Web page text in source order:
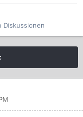
Diskussionen